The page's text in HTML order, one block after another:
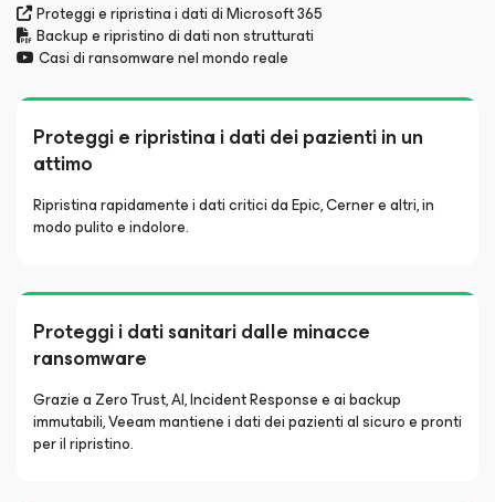
Proteggi e ripristina i dati di Microsoft 365
Backup e ripristino di dati non strutturati
Casi di ransomware nel mondo reale
Proteggi e ripristina i dati dei pazienti in un
attimo
Ripristina rapidamente i dati critici da Epic, Cerner e altri, in
modo pulito e indolore.
Proteggi i dati sanitari dalle minacce
ransomware
Grazie a Zero Trust, AI, Incident Response e ai backup
immutabili, Veeam mantiene i dati dei pazienti al sicuro e pronti
per il ripristino.